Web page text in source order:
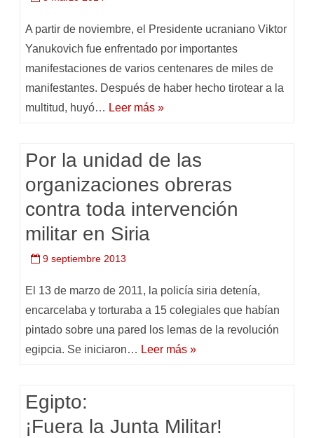
A partir de noviembre, el Presidente ucraniano Viktor
Yanukovich fue enfrentado por importantes
manifestaciones de varios centenares de miles de
manifestantes. Después de haber hecho tirotear a la
multitud, huyó… Leer más »
Por la unidad de las
organizaciones obreras
contra toda intervención
militar en Siria
9 septiembre 2013
El 13 de marzo de 2011, la policía siria detenía,
encarcelaba y torturaba a 15 colegiales que habían
pintado sobre una pared los lemas de la revolución
egipcia. Se iniciaron… Leer más »
Egipto:
¡Fuera la Junta Militar!